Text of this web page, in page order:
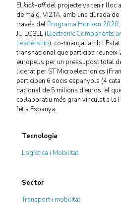
Elkick-offdel projecte va tenir lloc
de maig. VIZTA, amb una durada
través del Programa Horizon 2020
JU ECSEL (Electronic Components
Leadership), co-finançat amb
transnacional que participa reuneix
europeus per un pressupost total
liderat per ST Microelectronics
participen 6 socis espanyols (4
nacional de 5 milions d’euros, el
col·laboratiu més gran vinculat a la
fet a Espanya.
Tecnologia
Logística i Mobilitat
Sector
Transport i mobilitat